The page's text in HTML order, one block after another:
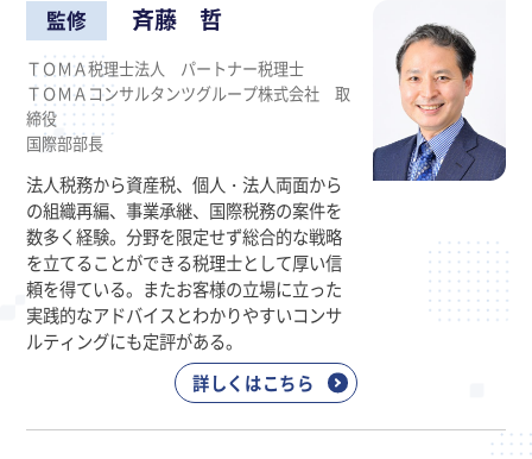
監修 斉藤 哲
ＴＯＭＡ税理士法人 パートナー税理士
ＴＯＭＡコンサルタンツグループ株式会社 取
締役
国際部部長
法人税務から資産税、個人・法人両面から
の組織再編、事業承継、国際税務の案件を
数多く経験。分野を限定せず総合的な戦略
を立てることができる税理士として厚い信
頼を得ている。またお客様の立場に立った
実践的なアドバイスとわかりやすいコンサ
ルティングにも定評がある。
詳しくはこちら